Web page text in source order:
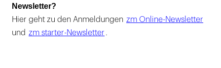
Newsletter?
Hier geht zu den Anmeldungen zm Online-Newsletter
und zm starter-Newsletter .